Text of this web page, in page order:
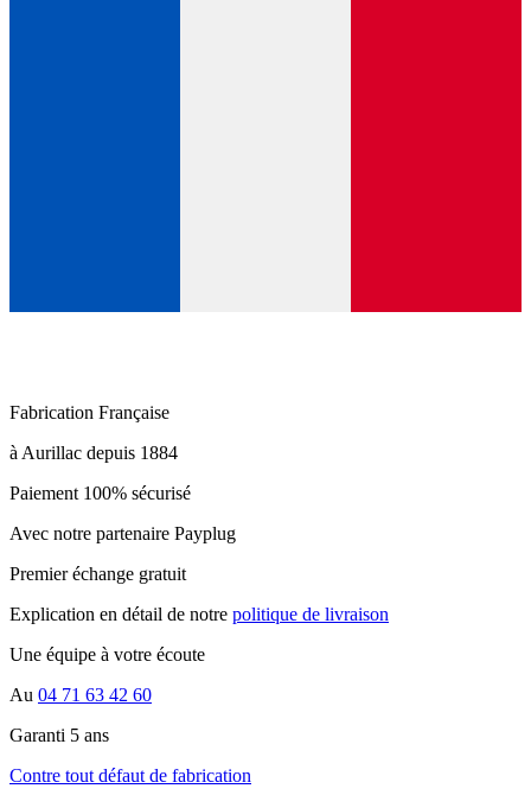
Fabrication Française
à Aurillac depuis 1884
Paiement 100% sécurisé
Avec notre partenaire Payplug
Premier échange gratuit
Explication en détail de notre politique de livraison
Une équipe à votre écoute
Au 04 71 63 42 60
Garanti 5 ans
Contre tout défaut de fabrication